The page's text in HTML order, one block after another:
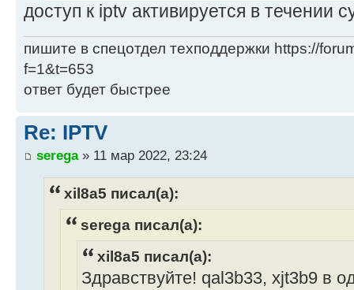
доступ к iptv активируется в течении
пишите в спецотдел техподдержки https://
f=1&t=653
ответ будет быстрее
Re: IPTV
serega» 11 мар 2022, 23:24
xil8a5 писал(а):
serega писал(а):
xil8a5 писал(а):
Здравствуйте! qal3b33, xjt3b9 в